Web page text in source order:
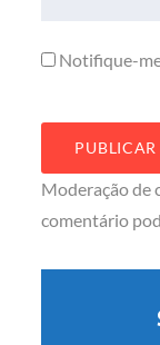
Notifique-
Moderação de
comentário